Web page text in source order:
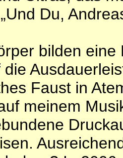
Du,
bilden
Faust in
meinem